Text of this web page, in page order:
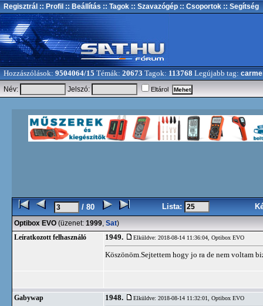
Regisztrál :: Profil :: Beállítás :: Tagok :: Szavazógép :: Csoportok :: Segítség
Hozzászólások: 9504064/15 Témák: 20673 Tagok: 113768 Legújabb tag:
Név:
Jelszó: Eltárol
/ 80 Lista:
Optibox EVO (üzenet: 1999, Sat)
Leíratkozott felhasználó 1949. Elküldve: 2018-08-14 11:36:04, Optibox EVO
Köszönöm.Sejtettem hogy jo ra de nem voltam
Gabywap 1948. Elküldve: 2018-08-14 11:32:01, Optibox EVO